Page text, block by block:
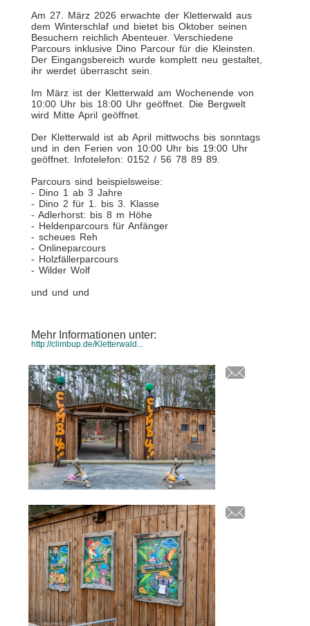
Am 27. März 2026 erwachte der Kletterwald aus
dem Winterschlaf und bietet bis Oktober seinen
Besuchern reichlich Abenteuer. Verschiedene
Parcours inklusive Dino Parcour für die Kleinsten.
Der Eingangsbereich wurde komplett neu gestaltet,
ihr werdet überrascht sein.
Im März ist der Kletterwald am Wochenende von
10:00 Uhr bis 18:00 Uhr geöffnet. Die Bergwelt
wird Mitte April geöffnet.
Der Kletterwald ist ab April mittwochs bis sonntags
und in den Ferien von 10:00 Uhr bis 19:00 Uhr
geöffnet. Infotelefon: 0152 / 56 78 89 89.
Parcours sind beispielsweise:
- Dino 1 ab 3 Jahre
- Dino 2 für 1. bis 3. Klasse
- Adlerhorst: bis 8 m Höhe
- Heldenparcours für Anfänger
- scheues Reh
- Onlineparcours
- Holzfällerparcours
- Wilder Wolf
und und und
Mehr Informationen unter:
http://climbup.de/Kletterwald...